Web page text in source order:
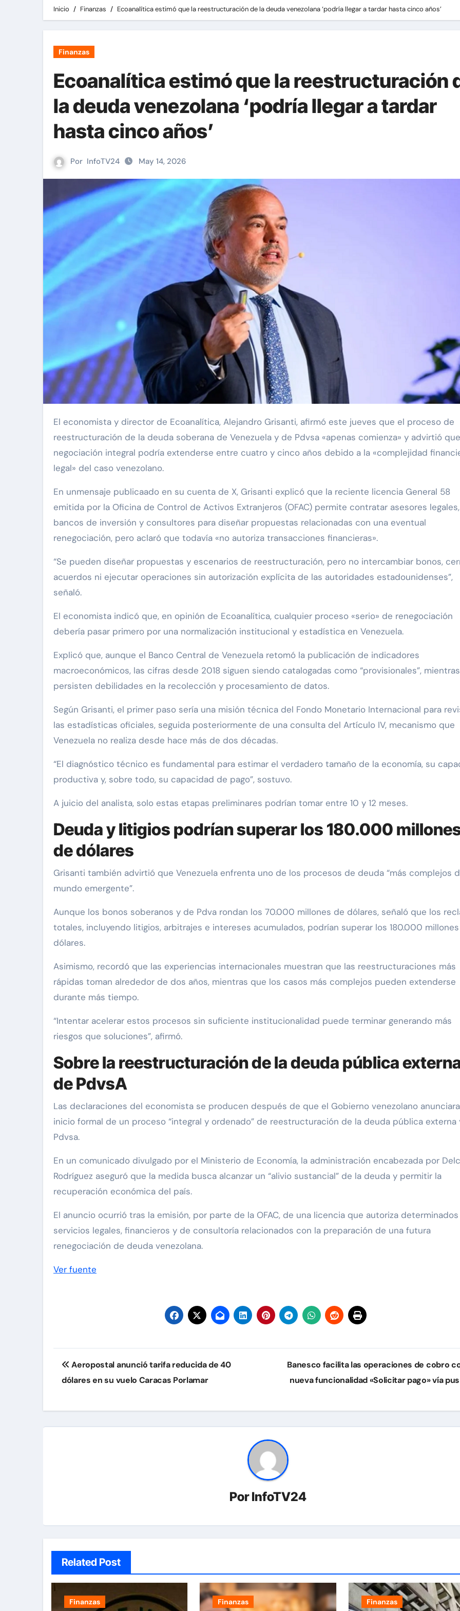
Inicio Finanzas Ecoanalítica estimó que la reestructuración de la deuda venezolana ‘podría llegar a tardar hasta cinco años’
Finanzas
Ecoanalítica estimó que la reestructuración
la deuda venezolana ‘podría llegar a tardar
hasta cinco años’
Por InfoTV24 May 14, 2026
El economista y director de Ecoanalítica, Alejandro Grisanti, afirmó este jueves que el proceso de
reestructuración de la deuda soberana de Venezuela y de Pdvsa «apenas comienza» y advirtió
negociación integral podría extenderse entre cuatro y cinco años debido a la «complejidad
legal» del caso venezolano.
En unmensaje publicaado en su cuenta de X, Grisanti explicó que la reciente licencia General 58
emitida por la Oficina de Control de Activos Extranjeros (OFAC) permite contratar asesores legales,
bancos de inversión y consultores para diseñar propuestas relacionadas con una eventual
renegociación, pero aclaró que todavía «no autoriza transacciones financieras».
“Se pueden diseñar propuestas y escenarios de reestructuración, pero no intercambiar bonos,
acuerdos ni ejecutar operaciones sin autorización explícita de las autoridades estadounidenses”,
señaló.
El economista indicó que, en opinión de Ecoanalítica, cualquier proceso «serio» de renegociación
debería pasar primero por una normalización institucional y estadística en Venezuela.
Explicó que, aunque el Banco Central de Venezuela retomó la publicación de indicadores
macroeconómicos, las cifras desde 2018 siguen siendo catalogadas como “provisionales”, mientras
persisten debilidades en la recolección y procesamiento de datos.
Según Grisanti, el primer paso sería una misión técnica del Fondo Monetario Internacional para
las estadísticas oficiales, seguida posteriormente de una consulta del Artículo IV, mecanismo que
Venezuela no realiza desde hace más de dos décadas.
“El diagnóstico técnico es fundamental para estimar el verdadero tamaño de la economía, su
productiva y, sobre todo, su capacidad de pago”, sostuvo.
A juicio del analista, solo estas etapas preliminares podrían tomar entre 10 y 12 meses.
Deuda y litigios podrían superar los 180.000
de dólares
Grisanti también advirtió que Venezuela enfrenta uno de los procesos de deuda “más complejos
mundo emergente”.
Aunque los bonos soberanos y de Pdva rondan los 70.000 millones de dólares, señaló que los
totales, incluyendo litigios, arbitrajes e intereses acumulados, podrían superar los 180.000
dólares.
Asimismo, recordó que las experiencias internacionales muestran que las reestructuraciones más
rápidas toman alrededor de dos años, mientras que los casos más complejos pueden extenderse
durante más tiempo.
“Intentar acelerar estos procesos sin suficiente institucionalidad puede terminar generando más
riesgos que soluciones”, afirmó.
Sobre la reestructuración de la deuda pública
de PdvsA
Las declaraciones del economista se producen después de que el Gobierno venezolano
inicio formal de un proceso “integral y ordenado” de reestructuración de la deuda pública externa
Pdvsa.
En un comunicado divulgado por el Ministerio de Economía, la administración encabezada por
Rodríguez aseguró que la medida busca alcanzar un “alivio sustancial” de la deuda y permitir la
recuperación económica del país.
El anuncio ocurrió tras la emisión, por parte de la OFAC, de una licencia que autoriza determinados
servicios legales, financieros y de consultoría relacionados con la preparación de una futura
renegociación de deuda venezolana.
Ver fuente
Navegación
de
Aeropostal anunció tarifa reducida de 40
dólares en su vuelo Caracas Porlamar
Banesco facilita las operaciones de cobro
nueva funcionalidad «Solicitar pago» vía
PorInfoTV24
Related Post
Finanzas Finanzas Finanzas